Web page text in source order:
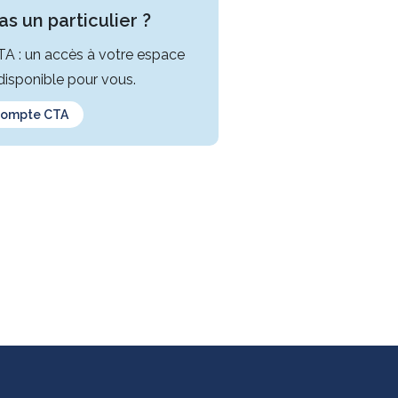
un particulier ?
: un accès à votre espace
pour vous.
CTA